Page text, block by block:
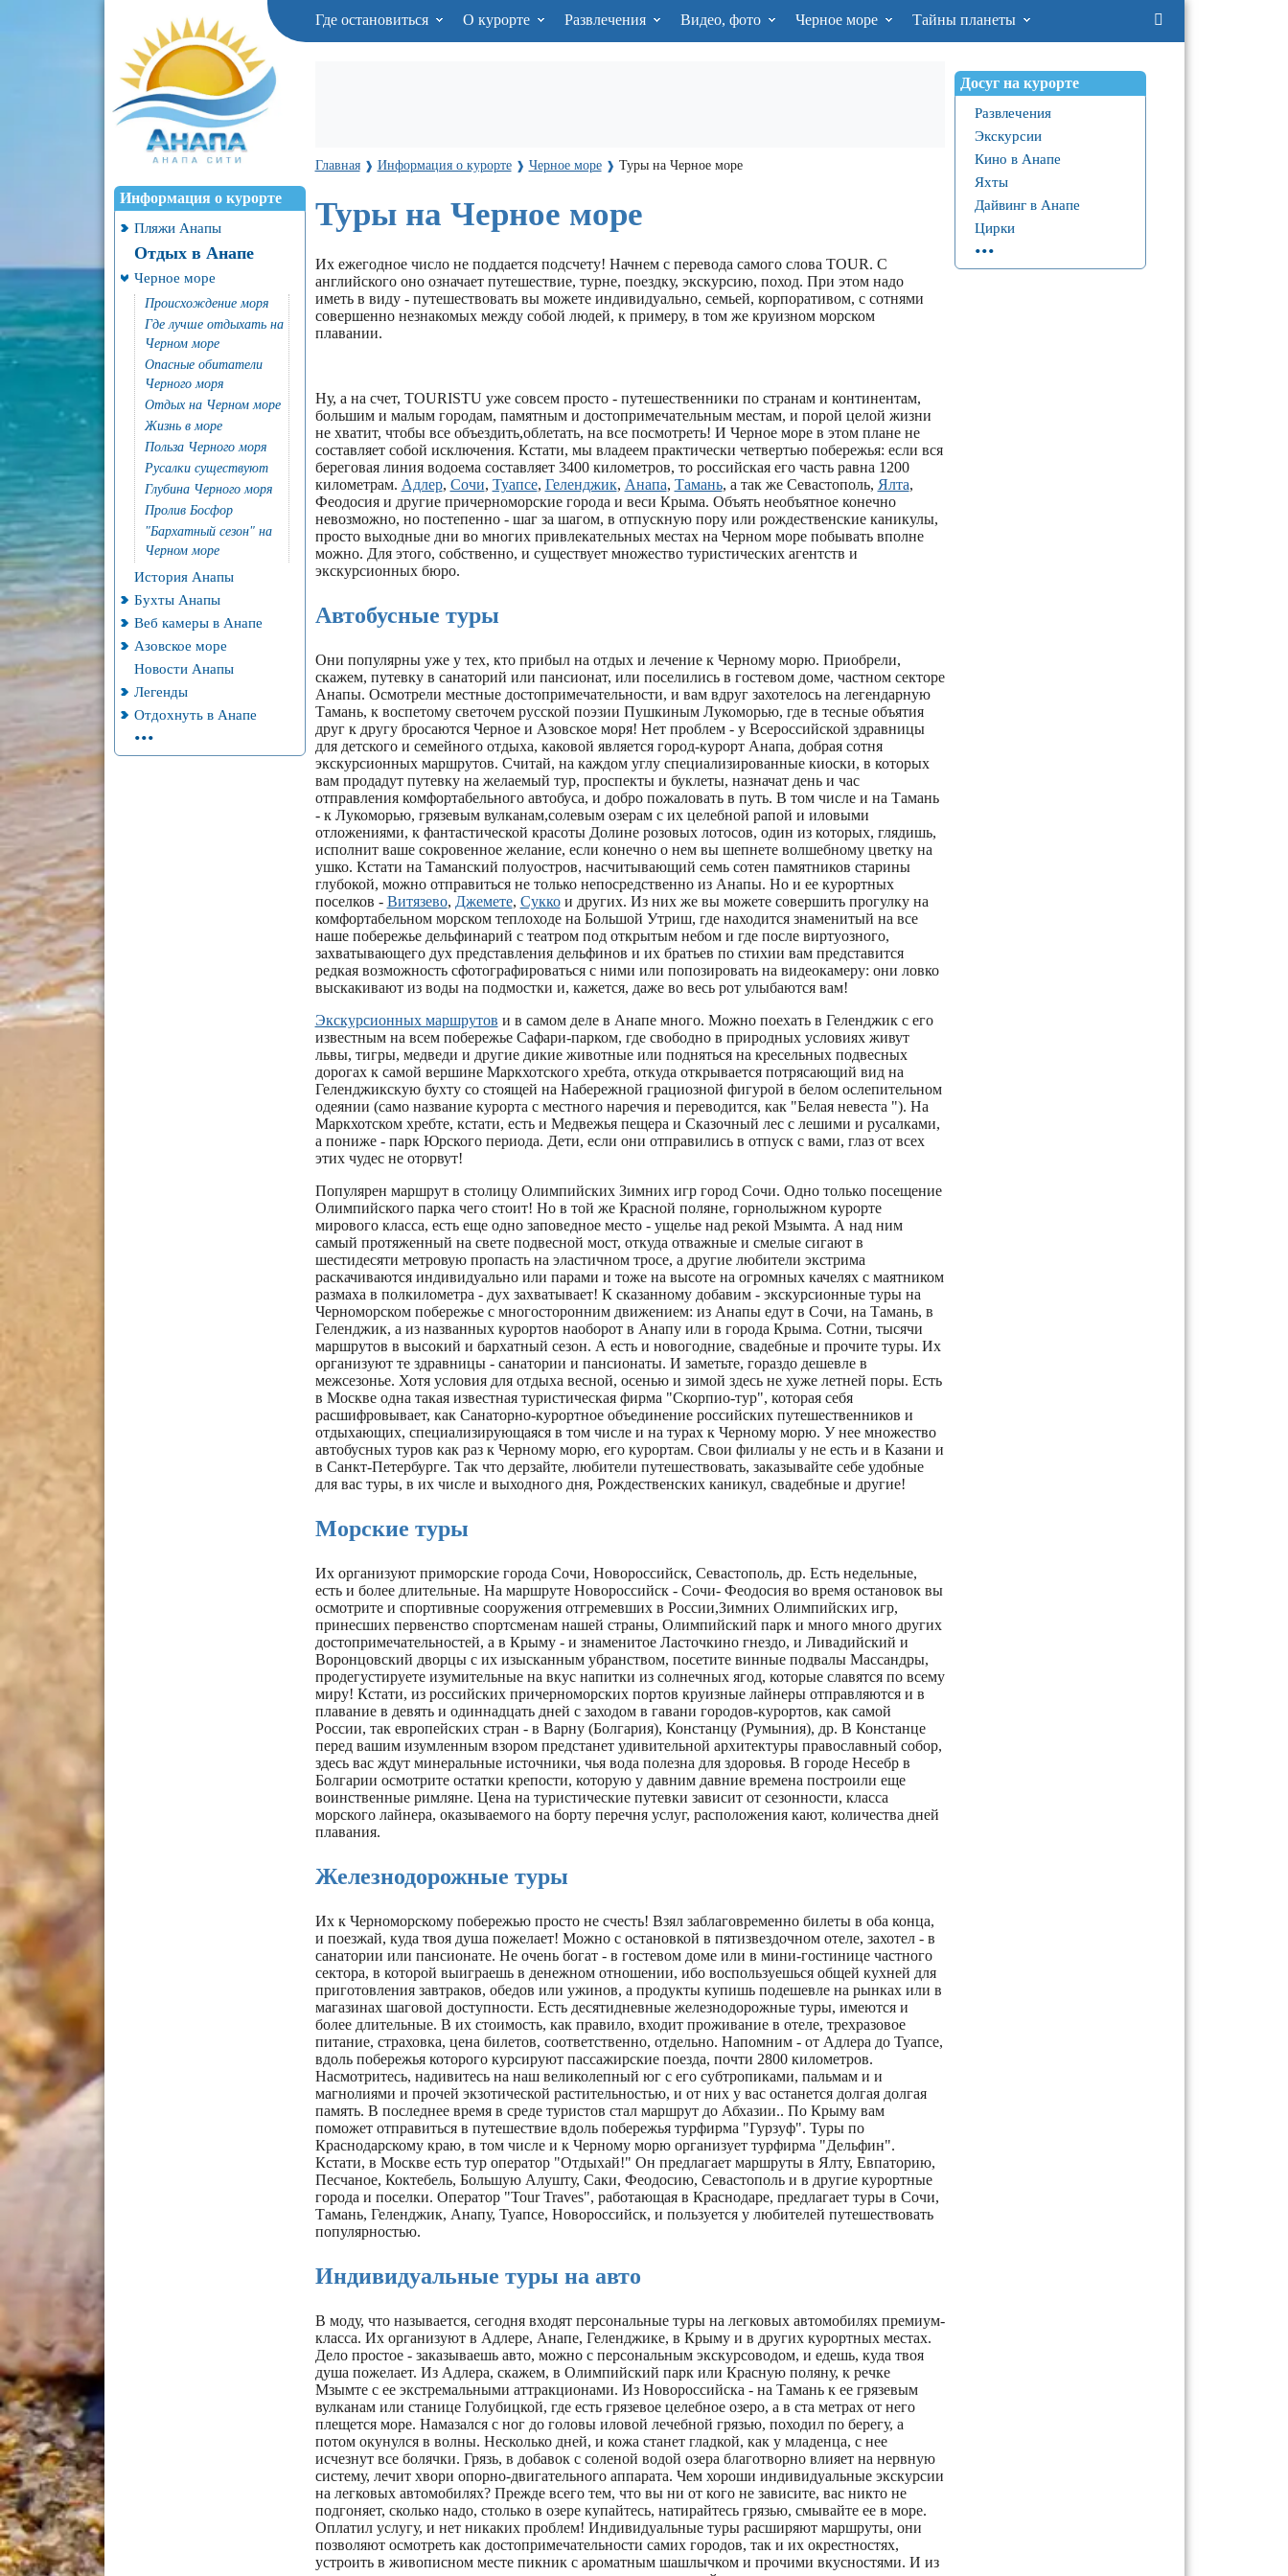
Где остановиться О курорте Развлечения Видео, фото Черное море Тайны планеты
Информация о курорте
Пляжи Анапы
Отдых в Анапе
Черное море
Происхождение моря
Где лучше отдыхать на
Черном море
Опасные обитатели
Черного моря
Отдых на Черном море
Жизнь в море
Польза Черного моря
Русалки существуют
Глубина Черного моря
Пролив Босфор
"Бархатный сезон" на
Черном море
История Анапы
Бухты Анапы
Веб камеры в Анапе
Азовское море
Новости Анапы
Легенды
Отдохнуть в Анапе
...
Главная ❱ Информация о курорте ❱ Черное море ❱ Туры на Черное море
Туры на Черное море
Их ежегодное число не поддается подсчету! Начнем с перевода самого слова TOUR. С
английского оно означает путешествие, турне, поездку, экскурсию, поход. При этом надо
иметь в виду - путешествовать вы можете индивидуально, семьей, корпоративом, с сотнями
совершенно незнакомых между собой людей, к примеру, в том же круизном морском
плавании.
Ну, а на счет, TOURISTU уже совсем просто - путешественники по странам и континентам,
большим и малым городам, памятным и достопримечательным местам, и порой целой жизни
не хватит, чтобы все объездить,облетать, на все посмотреть! И Черное море в этом плане не
составляет собой исключения. Кстати, мы владеем практически четвертью побережья: если вся
береговая линия водоема составляет 3400 километров, то российская его часть равна 1200
километрам. Адлер, Сочи, Туапсе, Геленджик, Анапа, Тамань, а так же Севастополь, Ялта,
Феодосия и другие причерноморские города и веси Крыма. Объять необъятное конечно
невозможно, но постепенно - шаг за шагом, в отпускную пору или рождественские каникулы,
просто выходные дни во многих привлекательных местах на Черном море побывать вполне
можно. Для этого, собственно, и существует множество туристических агентств и
экскурсионных бюро.
Автобусные туры
Они популярны уже у тех, кто прибыл на отдых и лечение к Черному морю. Приобрели,
скажем, путевку в санаторий или пансионат, или поселились в гостевом доме, частном секторе
Анапы. Осмотрели местные достопримечательности, и вам вдруг захотелось на легендарную
Тамань, к воспетому светочем русской поэзии Пушкиным Лукоморью, где в тесные объятия
друг к другу бросаются Черное и Азовское моря! Нет проблем - у Всероссийской здравницы
для детского и семейного отдыха, каковой является город-курорт Анапа, добрая сотня
экскурсионных маршрутов. Считай, на каждом углу специализированные киоски, в которых
вам продадут путевку на желаемый тур, проспекты и буклеты, назначат день и час
отправления комфортабельного автобуса, и добро пожаловать в путь. В том числе и на Тамань
- к Лукоморью, грязевым вулканам,солевым озерам с их целебной рапой и иловыми
отложениями, к фантастической красоты Долине розовых лотосов, один из которых, глядишь,
исполнит ваше сокровенное желание, если конечно о нем вы шепнете волшебному цветку на
ушко. Кстати на Таманский полуостров, насчитывающий семь сотен памятников старины
глубокой, можно отправиться не только непосредственно из Анапы. Но и ее курортных
поселков - Витязево, Джемете, Суккои других. Из них же вы можете совершить прогулку на
комфортабельном морском теплоходе на Большой Утриш, где находится знаменитый на все
наше побережье дельфинарий с театром под открытым небом и где после виртуозного,
захватывающего дух представления дельфинов и их братьев по стихии вам представится
редкая возможность сфотографироваться с ними или попозировать на видеокамеру: они ловко
выскакивают из воды на подмостки и, кажется, даже во весь рот улыбаются вам!
Экскурсионных маршрутов и в самом деле в Анапе много. Можно поехать в Геленджик с его
известным на всем побережье Сафари-парком, где свободно в природных условиях живут
львы, тигры, медведи и другие дикие животные или подняться на кресельных подвесных
дорогах к самой вершине Маркхотского хребта, откуда открывается потрясающий вид на
Геленджикскую бухту со стоящей на Набережной грациозной фигурой в белом ослепительном
одеянии (само название курорта с местного наречия и переводится, как "Белая невеста "). На
Маркхотском хребте, кстати, есть и Медвежья пещера и Сказочный лес с лешими и русалками,
а пониже - парк Юрского периода. Дети, если они отправились в отпуск с вами, глаз от всех
этих чудес не оторвут!
Популярен маршрут в столицу Олимпийских Зимних игр город Сочи. Одно только посещение
Олимпийского парка чего стоит! Но в той же Красной поляне, горнолыжном курорте
мирового класса, есть еще одно заповедное место - ущелье над рекой Мзымта. А над ним
самый протяженный на свете подвесной мост, откуда отважные и смелые сигают в
шестидесяти метровую пропасть на эластичном тросе, а другие любители экстрима
раскачиваются индивидуально или парами и тоже на высоте на огромных качелях с маятником
размаха в полкилометра - дух захватывает! К сказанному добавим - экскурсионные туры на
Черноморском побережье с многосторонним движением: из Анапы едут в Сочи, на Тамань, в
Геленджик, а из названных курортов наоборот в Анапу или в города Крыма. Сотни, тысячи
маршрутов в высокий и бархатный сезон. А есть и новогодние, свадебные и прочите туры. Их
организуют те здравницы - санатории и пансионаты. И заметьте, гораздо дешевле в
межсезонье. Хотя условия для отдыха весной, осенью и зимой здесь не хуже летней поры. Есть
в Москве одна такая известная туристическая фирма "Скорпио-тур", которая себя
расшифровывает, как Санаторно-курортное объединение российских путешественников и
отдыхающих, специализирующаяся в том числе и на турах к Черному морю. У нее множество
автобусных туров как раз к Черному морю, его курортам. Свои филиалы у не есть и в Казани и
в Санкт-Петербурге. Так что дерзайте, любители путешествовать, заказывайте себе удобные
для вас туры, в их числе и выходного дня, Рождественских каникул, свадебные и другие!
Морские туры
Их организуют приморские города Сочи, Новороссийск, Севастополь, др. Есть недельные,
есть и более длительные. На маршруте Новороссийск - Сочи- Феодосия во время остановок вы
осмотрите и спортивные сооружения отгремевших в России,Зимних Олимпийских игр,
принесших первенство спортсменам нашей страны, Олимпийский парк и много много других
достопримечательностей, а в Крыму - и знаменитое Ласточкино гнездо, и Ливадийский и
Воронцовский дворцы с их изысканным убранством, посетите винные подвалы Массандры,
продегустируете изумительные на вкус напитки из солнечных ягод, которые славятся по всему
миру! Кстати, из российских причерноморских портов круизные лайнеры отправляются и в
плавание в девять и одиннадцать дней с заходом в гавани городов-курортов, как самой
России, так европейских стран - в Варну (Болгария), Констанцу (Румыния), др. В Констанце
перед вашим изумленным взором предстанет удивительной архитектуры православный собор,
здесь вас ждут минеральные источники, чья вода полезна для здоровья. В городе Несебр в
Болгарии осмотрите остатки крепости, которую у давним давние времена построили еще
воинственные римляне. Цена на туристические путевки зависит от сезонности, класса
морского лайнера, оказываемого на борту перечня услуг, расположения кают, количества дней
плавания.
Железнодорожные туры
Их к Черноморскому побережью просто не счесть! Взял заблаговременно билеты в оба конца,
и поезжай, куда твоя душа пожелает! Можно с остановкой в пятизвездочном отеле, захотел - в
санатории или пансионате. Не очень богат - в гостевом доме или в мини-гостинице частного
сектора, в которой выиграешь в денежном отношении, ибо воспользуешься общей кухней для
приготовления завтраков, обедов или ужинов, а продукты купишь подешевле на рынках или в
магазинах шаговой доступности. Есть десятидневные железнодорожные туры, имеются и
более длительные. В их стоимость, как правило, входит проживание в отеле, трехразовое
питание, страховка, цена билетов, соответственно, отдельно. Напомним - от Адлера до Туапсе,
вдоль побережья которого курсируют пассажирские поезда, почти 2800 километров.
Насмотритесь, надивитесь на наш великолепный юг с его субтропиками, пальмам и и
магнолиями и прочей экзотической растительностью, и от них у вас останется долгая долгая
память. В последнее время в среде туристов стал маршрут до Абхазии.. По Крыму вам
поможет отправиться в путешествие вдоль побережья турфирма "Гурзуф". Туры по
Краснодарскому краю, в том числе и к Черному морю организует турфирма "Дельфин".
Кстати, в Москве есть тур оператор "Отдыхай!" Он предлагает маршруты в Ялту, Евпаторию,
Песчаное, Коктебель, Большую Алушту, Саки, Феодосию, Севастополь и в другие курортные
города и поселки. Оператор "Tour Traves", работающая в Краснодаре, предлагает туры в Сочи,
Тамань, Геленджик, Анапу, Туапсе, Новороссийск, и пользуется у любителей путешествовать
популярностью.
Индивидуальные туры на авто
В моду, что называется, сегодня входят персональные туры на легковых автомобилях премиум-
класса. Их организуют в Адлере, Анапе, Геленджике, в Крыму и в других курортных местах.
Дело простое - заказываешь авто, можно с персональным экскурсоводом, и едешь, куда твоя
душа пожелает. Из Адлера, скажем, в Олимпийский парк или Красную поляну, к речке
Мзымте с ее экстремальными аттракционами. Из Новороссийска - на Тамань к ее грязевым
вулканам или станице Голубицкой, где есть грязевое целебное озеро, а в ста метрах от него
плещется море. Намазался с ног до головы иловой лечебной грязью, походил по берегу, а
потом окунулся в волны. Несколько дней, и кожа станет гладкой, как у младенца, с нее
исчезнут все болячки. Грязь, в добавок с соленой водой озера благотворно влияет на нервную
систему, лечит хвори опорно-двигательного аппарата. Чем хороши индивидуальные экскурсии
на легковых автомобилях? Прежде всего тем, что вы ни от кого не зависите, вас никто не
подгоняет, сколько надо, столько в озере купайтесь, натирайтесь грязью, смывайте ее в море.
Оплатил услугу, и нет никаких проблем! Индивидуальные туры расширяют маршруты, они
позволяют осмотреть как достопримечательности самих городов, так и их окрестностях,
устроить в живописном месте пикник с ароматным шашлычком и прочими вкусностями. И из
Досуг на курорте
Развлечения
Экскурсии
Кино в Анапе
Яхты
Дайвинг в Анапе
Цирки
...